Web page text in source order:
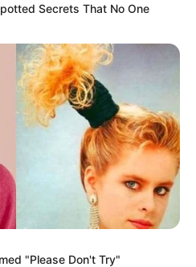
Secrets That No One
"Please Don't Try"